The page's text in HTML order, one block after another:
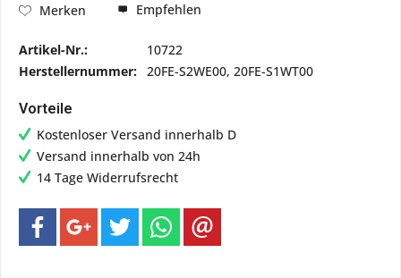
Merken Empfehlen
Artikel-Nr.:
10722
Herstellernummer: 20FE-S2WE00, 20FE-S1WT00
Vorteile
Kostenloser Versand innerhalb D
Versand innerhalb von 24h
14 Tage Widerrufsrecht